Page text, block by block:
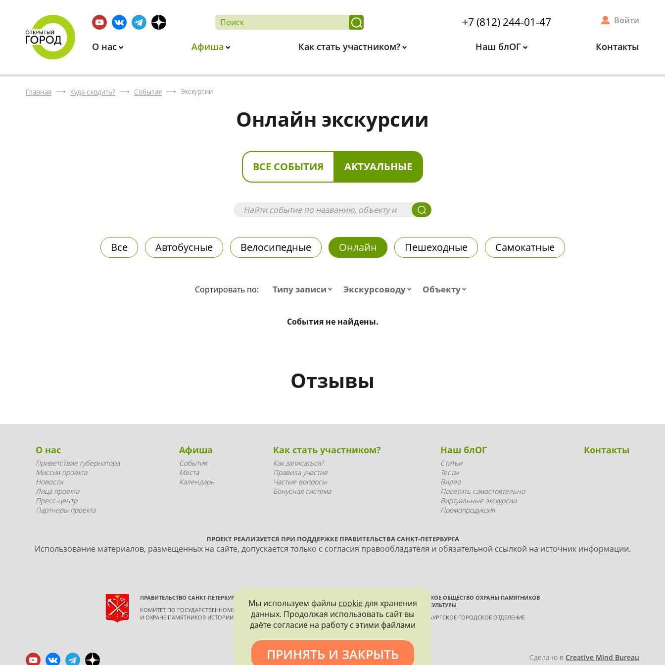
+7 (812) 244-01-47 Войти
О нас Афиша Как стать участником? Наш блОГ Контакты
Главная Куда сходить? События Экскурсии
Онлайн экскурсии
ВСЕ СОБЫТИЯ АКТУАЛЬНЫЕ
Все Автобусные Велосипедные Онлайн Пешеходные Самокатные
Сортировать по: Типу записи Экскурсоводу Объекту
События не найдены.
Отзывы
О нас
Приветствие губернатора
Миссия проекта
Новости
Лица проекта
Пресс-центр
Партнеры проекта
Афиша
События
Места
Календарь
Как стать участником?
Как записаться?
Правила участия
Частые вопросы
Бонусная система
Наш блОГ
Статьи
Тесты
Видео
Посетить самостоятельно
Виртуальные экскурсии
Промопродукция
Контакты
ПРОЕКТ РЕАЛИЗУЕТСЯ ПРИ ПОДДЕРЖКЕ ПРАВИТЕЛЬСТВА САНКТ-ПЕТЕРБУРГА
Использование материалов, размещенных на сайте, допускается только с согласия правообладателя и обязательной ссылкой на источник информации.
ПРАВИТЕЛЬСТВО САНКТ-ПЕТЕРБУРГА
КОМИТЕТ ПО ГОСУДАРСТВЕННОМУ КОНТРОЛЮ, ИСПОЛЬЗОВАНИЮ
И ОХРАНЕ ПАМЯТНИКОВ ИСТОРИИ И КУЛЬТУРЫ
ВСЕРОССИЙСКОЕ ОБЩЕСТВО ОХРАНЫ ПАМЯТНИКОВ
ИСТОРИИ И КУЛЬТУРЫ
САНКТ-ПЕТЕРБУРГСКОЕ ГОРОДСКОЕ ОТДЕЛЕНИЕ
Политика конфиденциальности Сделано в Creative Mind Bureau
Мы используем файлы cookieдля хранения
данных. Продолжая использовать сайт вы
даёте согласие на работу с этими файлами
ПРИНЯТЬ И ЗАКРЫТЬ